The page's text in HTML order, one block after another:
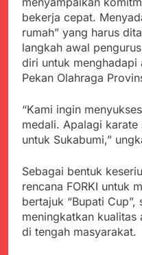
bekerja cepat.
rumah” yang harus
langkah awal
diri untuk menghadapi
Pekan Olahraga
“Kami ingin
medali. Apalagi
untuk Sukabumi,”
Sebagai bentuk
rencana FORKI untuk
bertajuk “Bupati Cup”,
meningkatkan kualitas
di tengah masyarakat.